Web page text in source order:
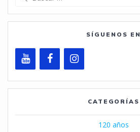
SÍGUENOS EN
CATEGORÍAS
120 años